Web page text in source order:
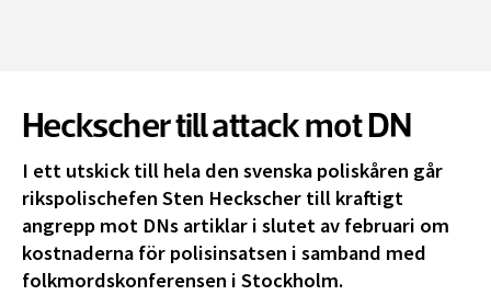
Heckscher till attack mot DN
I ett utskick till hela den svenska poliskåren går
rikspolischefen Sten Heckscher till kraftigt
angrepp mot DNs artiklar i slutet av februari om
kostnaderna för polisinsatsen i samband med
folkmordskonferensen i Stockholm.